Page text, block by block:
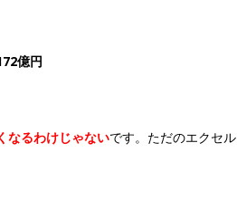
億円
なるわけじゃないです。ただのエクセル